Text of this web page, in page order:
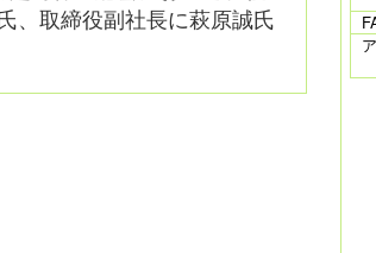
、取締役副社長に萩原誠氏